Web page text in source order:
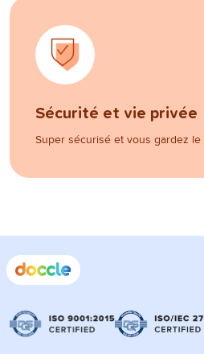
Sécurité et vie privée
Super sécurisé et vous gardez